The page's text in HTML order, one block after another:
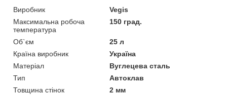
Виробник
Vegis
Максимальна робоча
температура
150 град.
Об`єм
25 л
Країна виробник
Україна
Матеріал
Вуглецева сталь
Тип
Автоклав
Товщина стінок
2 мм